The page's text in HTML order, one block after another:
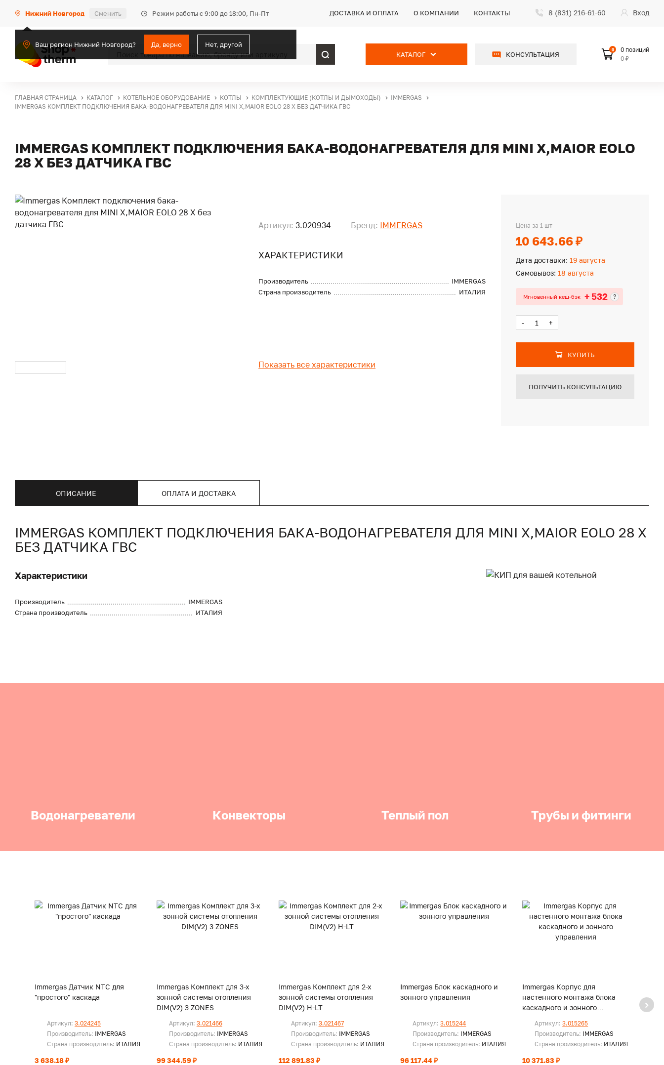
Нижний Новгород Сменить Режим работы с 9:00 до 18:00, Пн-Пт
Ваш регион Нижний Новгород? Да, верно Нет, другой
ДОСТАВКА И ОПЛАТА О КОМПАНИИ КОНТАКТЫ 8 (831) 216-61-60 Вход
КАТАЛОГ КОНСУЛЬТАЦИЯ
0
0 позиций
0 ₽
ГЛАВНАЯ СТРАНИЦА КАТАЛОГ КОТЕЛЬНОЕ ОБОРУДОВАНИЕ КОТЛЫ КОМПЛЕКТУЮЩИЕ (КОТЛЫ И ДЫМОХОДЫ)
IMMERGAS
IMMERGAS КОМПЛЕКТ ПОДКЛЮЧЕНИЯ БАКА-ВОДОНАГРЕВАТЕЛЯ ДЛЯ MINI X,MAIOR EOLO 28 X БЕЗ ДАТЧИКА ГВС
IMMERGAS КОМПЛЕКТ ПОДКЛЮЧЕНИЯ БАКА-ВОДОНАГРЕВАТЕЛЯ ДЛЯ MINI X,MAIOR EOLO
28 X БЕЗ ДАТЧИКА ГВС
Артикул: 3.020934 Бренд: IMMERGAS
ХАРАКТЕРИСТИКИ
Производитель
IMMERGAS
Страна производитель
ИТАЛИЯ
Показать все характеристики
Цена за 1 шт
10 643.66 ₽
Дата доставки: 19 августа
Самовывоз: 18 августа
Мгновенный кеш-бэк + 532 ?
- +
КУПИТЬ
ПОЛУЧИТЬ КОНСУЛЬТАЦИЮ
ОПИСАНИЕ ОПЛАТА И ДОСТАВКА
IMMERGAS КОМПЛЕКТ ПОДКЛЮЧЕНИЯ БАКА-ВОДОНАГРЕВАТЕЛЯ ДЛЯ MINI X,MAIOR EOLO 28 X
БЕЗ ДАТЧИКА ГВС
Характеристики
Производитель
IMMERGAS
Страна производитель
ИТАЛИЯ
Водонагреватели Конвекторы Теплый пол Трубы и фитинги
Immergas Датчик NTC для
"простого" каскада
Артикул: 3.024245
Производитель: IMMERGAS
Страна производитель: ИТАЛИЯ
3 638.18 ₽
Immergas Комплект для 3-х
зонной системы отопления
DIM(V2) 3 ZONES
Артикул: 3.021466
Производитель: IMMERGAS
Страна производитель: ИТАЛИЯ
99 344.59 ₽
Immergas Комплект для 2-х
зонной системы отопления
DIM(V2) H-LT
Артикул: 3.021467
Производитель: IMMERGAS
Страна производитель: ИТАЛИЯ
112 891.83 ₽
Immergas Блок каскадного и
зонного управления
Артикул:3.015244
Производитель: IMMERGAS
Страна производитель: ИТАЛИЯ
96 117.44 ₽
Immergas Корпус для
настенного монтажа блока
каскадного и зонного
Артикул:3.015265
Производитель: IMMERGAS
Страна производитель: ИТАЛИЯ
10 371.83 ₽